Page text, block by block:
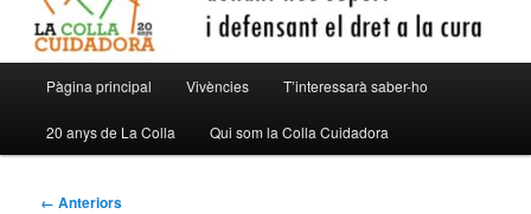
principal
Pàgina principal Vivències T’interessarà saber-ho
20 anys de La Colla Qui som la Colla Cuidadora
Navegació
← Anteriors